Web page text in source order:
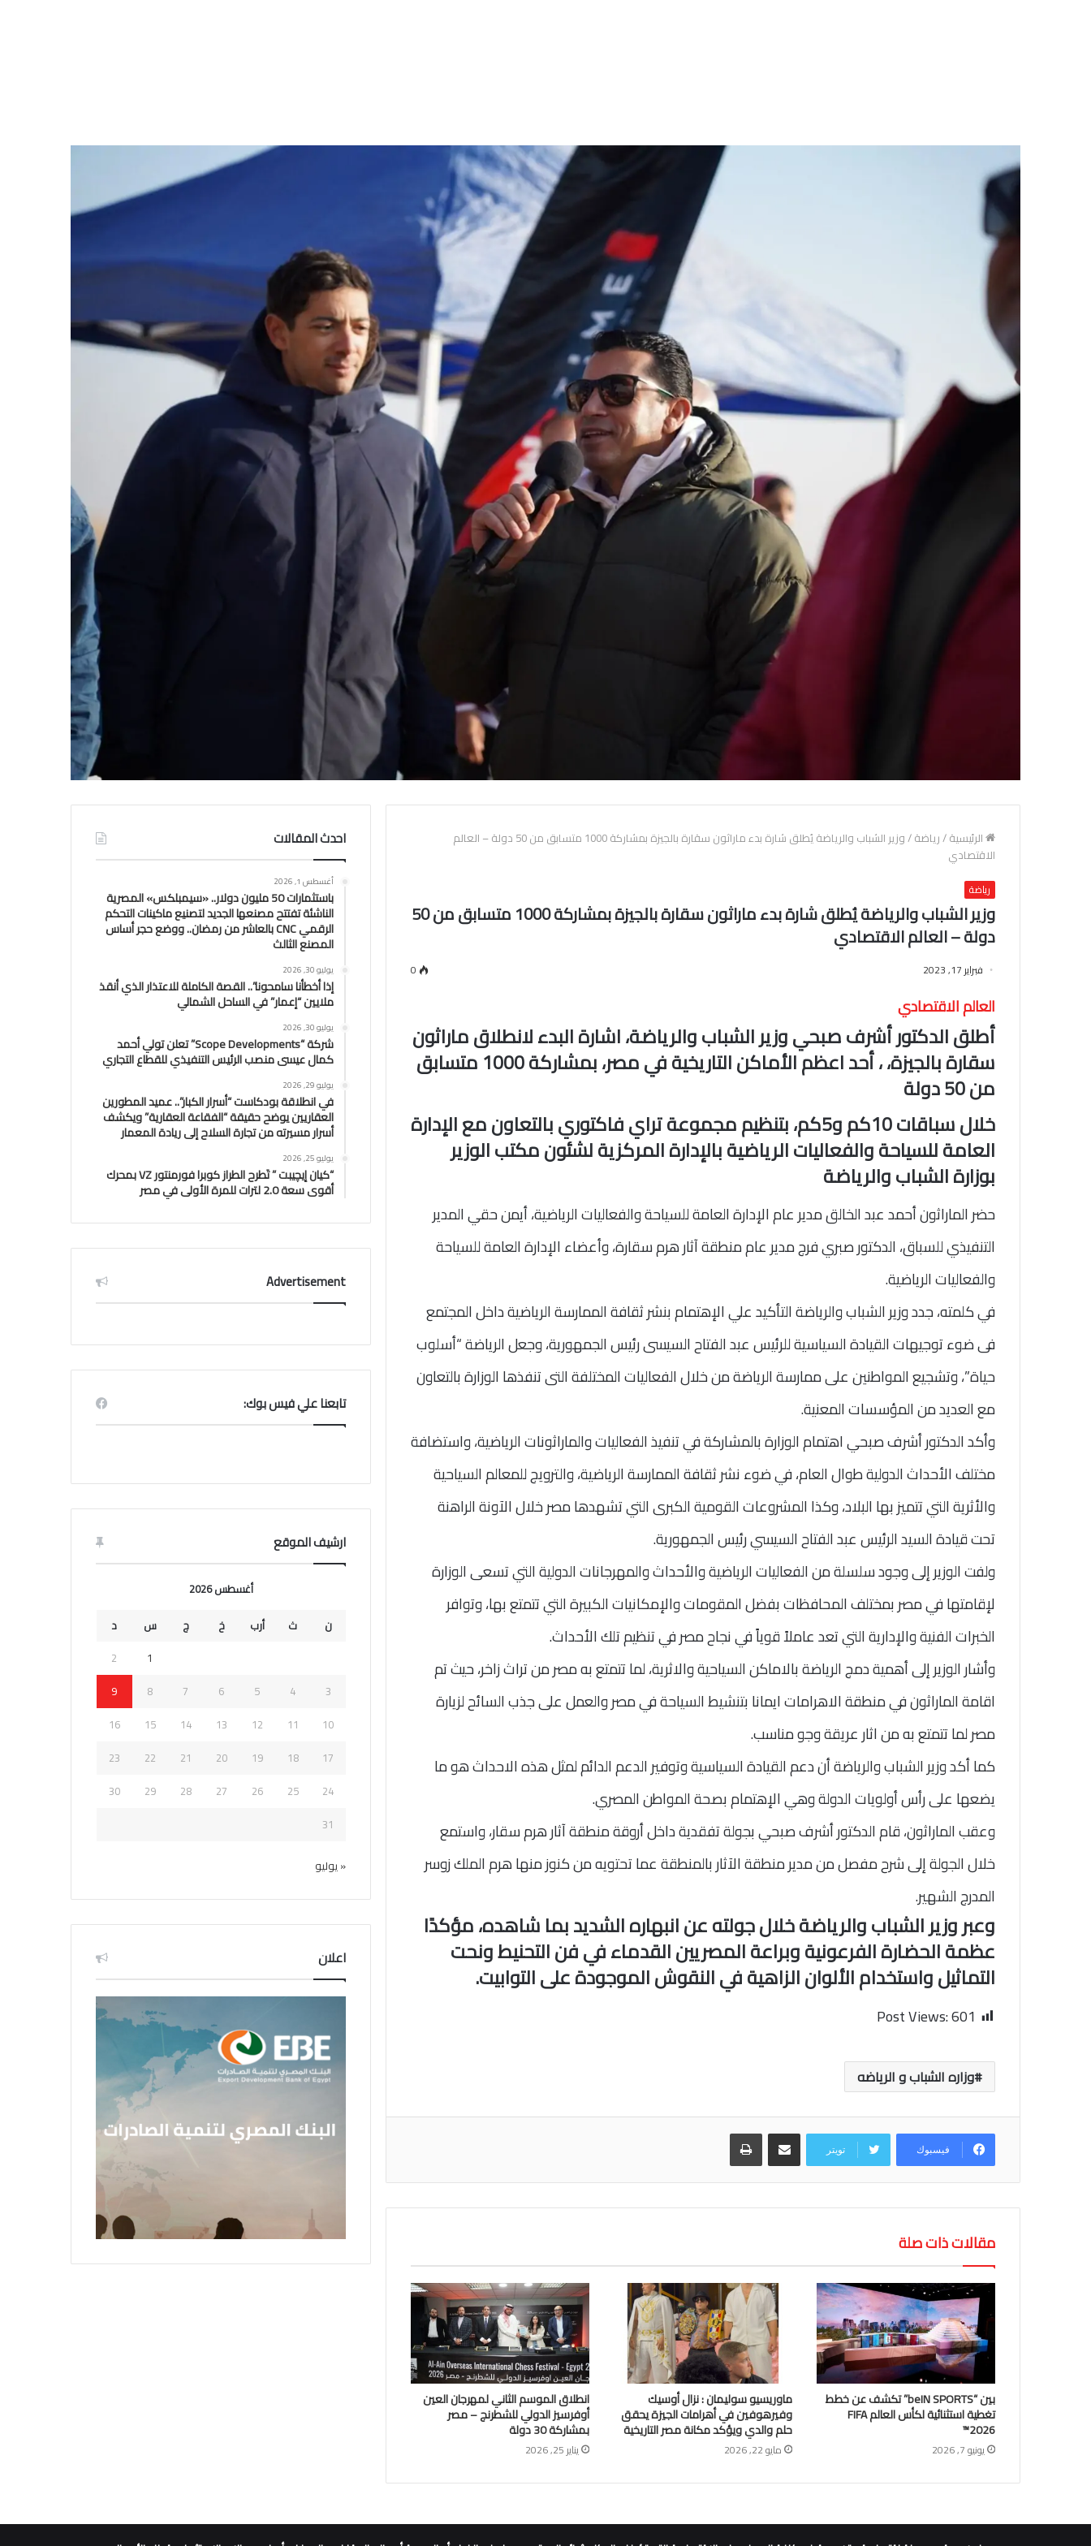
الرئيسية/رياضة/
وزير الشباب والرياضة يُطلق شارة بدء ماراثون سقارة بالجيزة بمشاركة 1000 متسابق من 50 دولة – العالم
الاقتصادي
رياضة
وزير الشباب والرياضة يُطلق شارة بدء ماراثون سقارة بالجيزة بمشاركة 1000 متسابق من 50
دولة – العالم الاقتصادي
فبراير 17, 2023 0
العالم الاقتصادي
أطلق الدكتور أشرف صبحي وزير الشباب والرياضة، اشارة البدء لانطلاق ماراثون
سقارة بالجيزة، ، أحد اعظم الأماكن التاريخية في مصر، بمشاركة 1000 متسابق
من 50 دولة
خلال سباقات 10كم و5كم، بتنظيم مجموعة تراي فاكتوري بالتعاون مع الإدارة
العامة للسياحة والفعاليات الرياضية بالإدارة المركزية لشئون مكتب الوزير
بوزارة الشباب والرياضة
حضر الماراثون أحمد عبد الخالق مدير عام الإدارة العامة للسياحة والفعاليات الرياضية، أيمن حقي المدير
التنفيذي للسباق، الدكتور صبري فرج مدير عام منطقة آثار هرم سقارة، وأعضاء الإدارة العامة للسياحة
والفعاليات الرياضية.
في كلمته، جدد وزير الشباب والرياضة التأكيد علي الإهتمام بنشر ثقافة الممارسة الرياضية داخل المجتمع
فى ضوء توجيهات القيادة السياسية للرئيس عبد الفتاح السيسى رئيس الجمهورية، وجعل الرياضة “أسلوب
حياة”، وتشجيع المواطنين على ممارسة الرياضة من خلال الفعاليات المختلفة التى تنفذها الوزارة بالتعاون
مع العديد من المؤسسات المعنية.
وأكد الدكتور أشرف صبحي اهتمام الوزارة بالمشاركة في تنفيذ الفعاليات والماراثونات الرياضية، واستضافة
مختلف الأحداث الدولية طوال العام، في ضوء نشر ثقافة الممارسة الرياضية، والترويج للمعالم السياحية
والأثرية التي تتميز بها البلاد، وكذا المشروعات القومية الكبرى التي تشهدها مصر خلال الآونة الراهنة
تحت قيادة السيد الرئيس عبد الفتاح السيسي رئيس الجمهورية.
ولفت الوزير إلى وجود سلسلة من الفعاليات الرياضية والأحداث والمهرجانات الدولية التي تسعى الوزارة
لإقامتها في مصر بمختلف المحافظات بفضل المقومات والإمكانيات الكبيرة التي تتمتع بها، وتوافر
الخبرات الفنية والإدارية التي تعد عاملاً قوياً في نجاح مصر في تنظيم تلك الأحداث.
وأشار الوزير إلى أهمية دمج الرياضة بالاماكن السياحية والاثرية، لما تتمتع به مصر من تراث زاخر، حيث تم
اقامة الماراثون في منطقة الاهرامات ايمانا بتنشيط السياحة في مصر والعمل على جذب السائح لزيارة
مصر لما تتمتع به من اثار عريقة وجو مناسب.
كما أكد وزير الشباب والرياضة أن دعم القيادة السياسية وتوفير الدعم الدائم لمثل هذه الاحداث هو ما
يضعها على رأس أولويات الدولة وهي الإهتمام بصحة المواطن المصري.
وعقب الماراثون، قام الدكتور أشرف صبحي بجولة تفقدية داخل أروقة منطقة آثار هرم سقار، واستمع
خلال الجولة إلى شرح مفصل من مدير منطقة الآثار بالمنطقة عما تحتويه من كنوز منها هرم الملك زوسر
المدرج الشهير.
وعبر وزير الشباب والرياضة خلال جولته عن انبهاره الشديد بما شاهده، مؤكدًا
عظمة الحضارة الفرعونية وبراعة المصريين القدماء في فن التحنيط ونحت
التماثيل واستخدام الألوان الزاهية في النقوش الموجودة على التوابيت.
Post Views:601
وزاره الشباب و الرياضه
فيسبوك تويتر
مقالات ذات صلة
بين “beIN SPORTS” تكشف عن خطط
تغطية استثنائية لكأس العالم FIFA
2026™
يونيو 7, 2026
ماوريسيو سوليمان : نزال أوسيك
وفيرهوفين في أهرامات الجيزة يحقق
حلم والدي ويؤكد مكانة مصر التاريخية
مايو 22, 2026
انطلاق الموسم الثاني لمهرجان العين
أوفرسيز الدولي للشطرنج – مصر
بمشاركة 30 دولة
يناير 25, 2026
احدث المقالات
أغسطس 1, 2026
باستثمارات 50 مليون دولار.. «سيمبلكس» المصرية
الناشئة تفتتح مصنعها الجديد لتصنيع ماكينات التحكم
الرقمي CNC بالعاشر من رمضان.. ووضع حجر أساس
المصنع الثالث
يوليو 30, 2026
إذا أخطأنا سامحونا”.. القصة الكاملة للاعتذار الذي أنقذ
ملايين “إعمار” في الساحل الشمالي
يوليو 30, 2026
شركة “Scope Developments” تعلن تولي أحمد
كمال عيسى منصب الرئيس التنفيذي للقطاع التجاري
يوليو 29, 2026
في انطلاقة بودكاست “أسرار الكبار”.. عميد المطورين
العقاريين يوضح حقيقة “الفقاعة العقارية” ويكشف
أسرار مسيرته من تجارة السلاح إلى ريادة المعمار
يوليو 25, 2026
“كيان إيچيبت ” تَطرح الطراز كوبرا فورمنتور VZ بمحرك
أقوى سعة 2.0 لترات للمرة الأولى في مصر
Advertisement
تابعنا علي فيس بوك:
ارشيف الموقع
أغسطس 2026
ن
ث أرب خ ج س
د
1
2
3
4
5
6
7
8
9
10
11
12
13
14
15
16
17
18
19
20
21
22
23
24
25
26
27
28
29
30
31
« يوليو
اعلان